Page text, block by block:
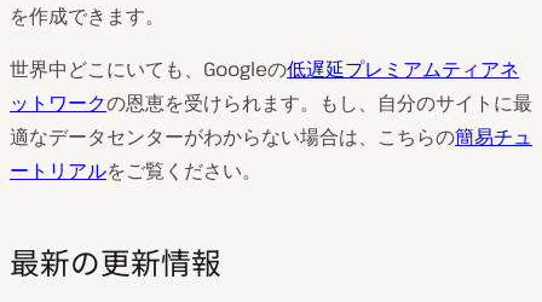
を作成できます。
世界中どこにいても、Googleの低遅延プレミアムティアネ
ットワークの恩恵を受けられます。もし、自分のサイトに最
適なデータセンターがわからない場合は、こちらの簡易チュ
ートリアルをご覧ください。
最新の更新情報